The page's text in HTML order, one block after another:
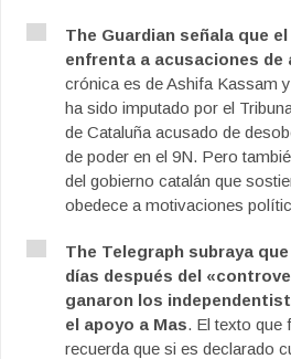
The Guardian señala que
enfrenta a acusaciones de
crónica es de Ashifa Kassam
ha sido imputado por el
de Cataluña acusado de
de poder en el 9N. Pero
del gobierno catalán que
obedece a motivaciones
The Telegraph subraya
días después del
ganaron los
el apoyo a Mas. El texto que
recuerda que si es declarado